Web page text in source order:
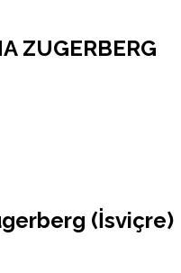
ZUGERBERG
(İsviçre)